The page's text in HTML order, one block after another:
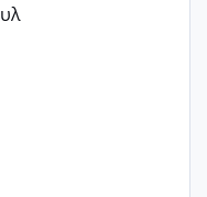
παιδικό στ